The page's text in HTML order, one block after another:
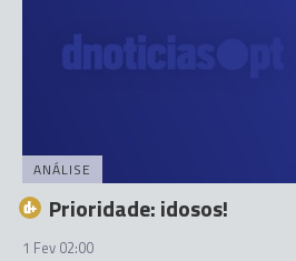
ANÁLISE
Prioridade: idosos!
1 Fev 02:00